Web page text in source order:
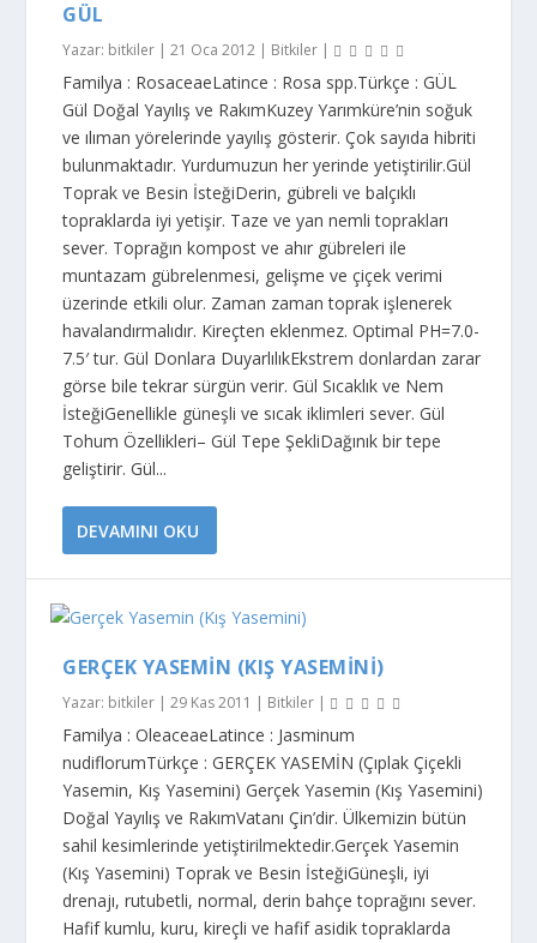
GÜL
Yazar: bitkiler |21 Oca 2012 | Bitkiler |
Familya : RosaceaeLatince : Rosa spp.Türkçe : GÜL
Gül Doğal Yayılış ve RakımKuzey Yarımküre’nin soğuk
ve ılıman yörelerinde yayılış gösterir. Çok sayıda hibriti
bulunmaktadır. Yurdumuzun her yerinde yetiştirilir.Gül
Toprak ve Besin İsteğiDerin, gübreli ve balçıklı
topraklarda iyi yetişir. Taze ve yan nemli toprakları
sever. Toprağın kompost ve ahır gübreleri ile
muntazam gübrelenmesi, gelişme ve çiçek verimi
üzerinde etkili olur. Zaman zaman toprak işlenerek
havalandırmalıdır. Kireçten eklenmez. Optimal PH=7.0-
7.5′ tur. Gül Donlara DuyarlılıkEkstrem donlardan zarar
görse bile tekrar sürgün verir. Gül Sıcaklık ve Nem
İsteğiGenellikle güneşli ve sıcak iklimleri sever. Gül
Tohum Özellikleri– Gül Tepe ŞekliDağınık bir tepe
geliştirir. Gül...
DEVAMINI OKU
GERÇEK YASEMIN (KIŞ YASEMINI)
Yazar: bitkiler |29 Kas 2011 | Bitkiler |
Familya : OleaceaeLatince : Jasminum
nudiflorumTürkçe : GERÇEK YASEMİN (Çıplak Çiçekli
Yasemin, Kış Yasemini) Gerçek Yasemin (Kış Yasemini)
Doğal Yayılış ve RakımVatanı Çin’dir. Ülkemizin bütün
sahil kesimlerinde yetiştirilmektedir.Gerçek Yasemin
(Kış Yasemini) Toprak ve Besin İsteğiGüneşli, iyi
drenajı, rutubetli, normal, derin bahçe toprağını sever.
Hafif kumlu, kuru, kireçli ve hafif asidik topraklarda